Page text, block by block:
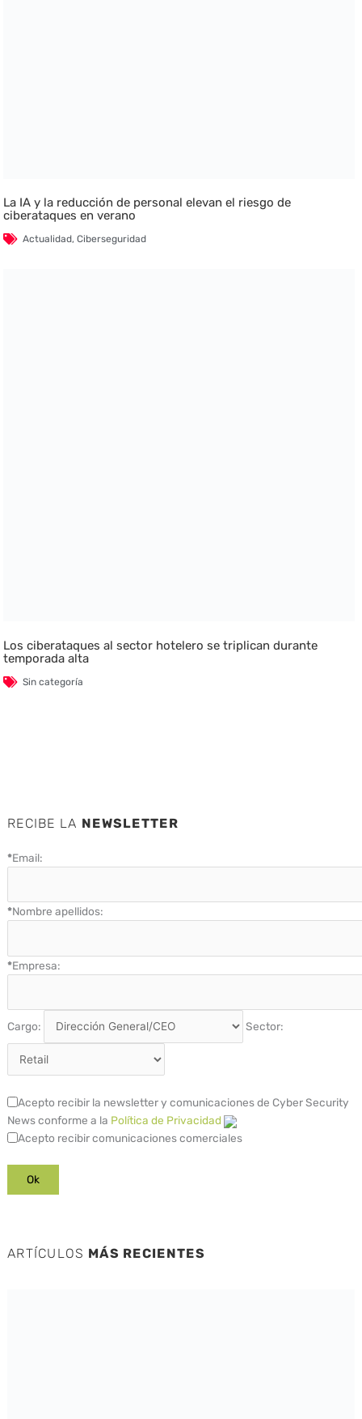
La IA y la reducción de personal elevan el riesgo de
ciberataques en verano
Actualidad,Ciberseguridad
Los ciberataques al sector hotelero se triplican durante
temporada alta
Sin categoría
RECIBE LA NEWSLETTER
*Email:
*Nombre apellidos:
*Empresa:
Cargo: Sector:
Acepto recibir la newsletter y comunicaciones de Cyber Security
News conforme a la Política de Privacidad
Acepto recibir comunicaciones comerciales
ARTÍCULOS MÁS RECIENTES